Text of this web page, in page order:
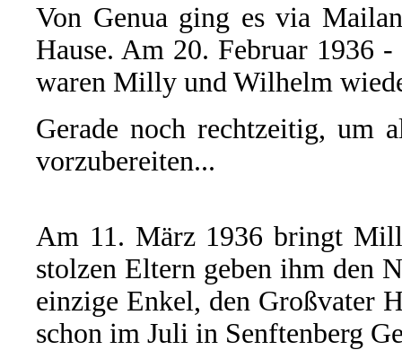
Von Genua ging es via
Hause. Am 20. Februar 1936
waren Milly und Wilhelm
Gerade noch rechtzeitig, um
vorzubereiten...
Am 11. März 1936 bringt
stolzen Eltern geben ihm den
einzige Enkel, den Großvater
schon im Juli in Senftenberg